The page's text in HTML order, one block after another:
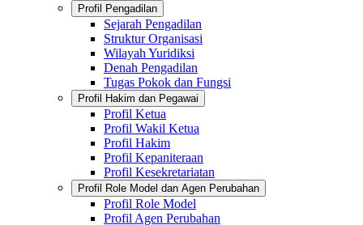
Profil Pengadilan
Sejarah Pengadilan
Struktur Organisasi
Wilayah Yuridiksi
Denah Pengadilan
Tugas Pokok dan Fungsi
Profil Hakim dan Pegawai
Profil Ketua
Profil Wakil Ketua
Profil Hakim
Profil Kepaniteraan
Profil Kesekretariatan
Profil Role Model dan Agen Perubahan
Profil Role Model
Profil Agen Perubahan